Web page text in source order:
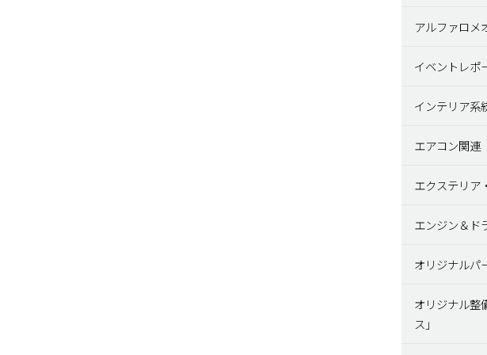
アルファロメ
イベントレポ
インテリア系
エアコン関連
エクステリア
エンジン＆ド
オリジナルパ
オリジナル整
ス」